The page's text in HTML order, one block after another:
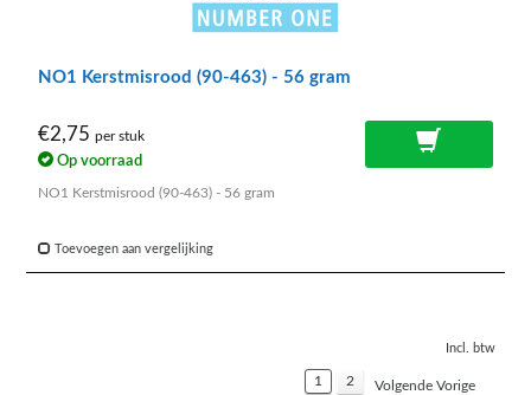
NO1 Kerstmisrood (90-463) - 56 gram
€2,75 per stuk
Op voorraad
NO1 Kerstmisrood (90-463) - 56 gram
Toevoegen aan vergelijking
Incl. btw
1 2 Volgende Vorige